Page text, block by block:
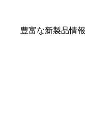
豊富な新製品情報